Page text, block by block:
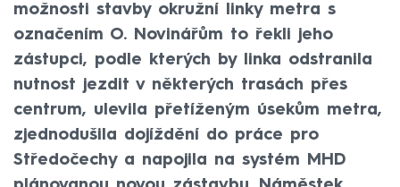
možnosti stavby okružní linky metra s
označením O. Novinářům to řekli jeho
zástupci, podle kterých by linka odstranila
nutnost jezdit v některých trasách přes
centrum, ulevila přetíženým úsekům metra,
zjednodušila dojíždění do práce pro
Středočechy a napojila na systém MHD